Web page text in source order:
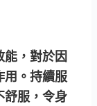
，對於因
用。持續服
舒服，令身